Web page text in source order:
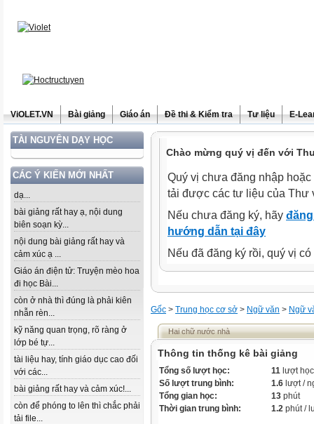
ViOLET.VN Bài giảng Giáo án Đề thi & Kiểm tra Tư liệu E-
TÀI NGUYÊN DẠY HỌC
CÁC Ý KIẾN MỚI NHẤT
dạ...
bài giảng rất hay ạ, nội dung
biên soạn kỳ...
nội dung bài giảng rất hay và
cảm xúc ạ ...
Giáo án điện tử: Truyện mèo hoa
đi học Bài...
còn ở nhà thì đúng là phải kiên
nhẫn rèn...
kỹ năng quan trọng, rõ ràng ở
lớp bé tự...
tài liệu hay, tính giáo dục cao đối
với các...
bài giảng rất hay và cảm xúc!...
còn để phóng to lên thì chắc phải
tải file...
Chào mừng quý vị đến với
Quý vị chưa đăng nhập
tải được các tư liệu của Thư
Nếu chưa đăng ký, hãy
hướng dẫn tại đây
Nếu đã đăng ký rồi, quý vị
Gốc > Trung học cơ sở > Ngữ văn > Ngữ
Hai chữ nước nhà
Thông tin thống kê bài giảng
Tổng số lượt học: 11 lượt học
Số lượt trung bình:
1.6 lượt /
Tổng gian học:
13 phút
Thời gian trung bình:
1.2 phút /